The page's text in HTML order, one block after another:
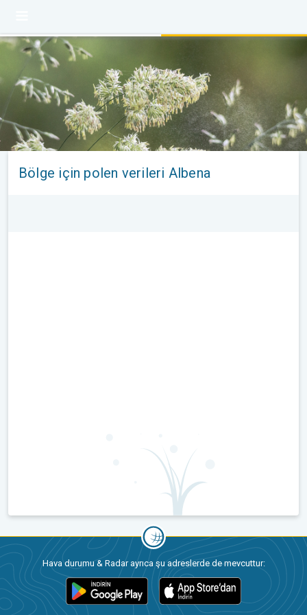
Bölge için polen verileri Albena
Hava durumu & Radar ayrıca şu adreslerde de mevcuttur: